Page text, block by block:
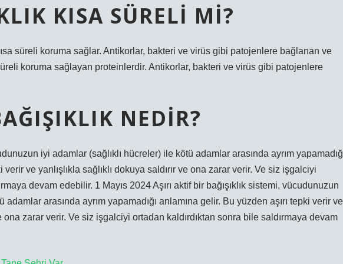
KISA SÜRELI MI?
süreli koruma sağlar. Antikorlar, bakteri ve virüs gibi patojenlere bağlanan ve
koruma sağlayan proteinlerdir. Antikorlar, bakteri ve virüs gibi patojenlere
NEDIR?
iyi adamlar (sağlıklı hücreler) ile kötü adamlar arasında ayrım
verir ve yanlışlıkla sağlıklı dokuya saldırır ve ona zarar verir. Ve siz işgalciyi
devam edebilir. 1 Mayıs 2024 Aşırı aktif bir bağışıklık sistemi, vücudunuzun
arasında ayrım yapamadığı anlamına gelir. Bu yüzden aşırı tepki verir ve
ona zarar verir. Ve siz işgalciyi ortadan kaldırdıktan sonra bile saldırmaya devam